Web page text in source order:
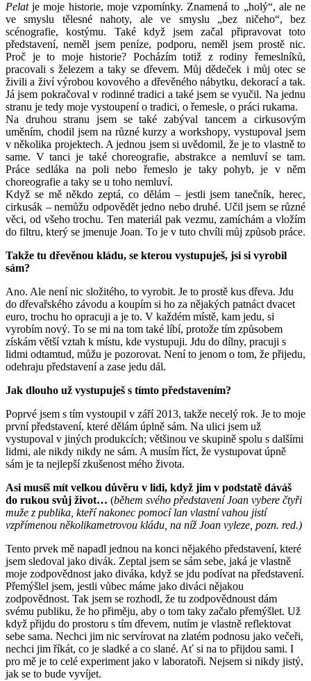
Pelatje moje historie, moje vzpomínky. Znamená to „holý“, ale ne
ve smyslu tělesné nahoty, ale ve smyslu „bez ničeho“, bez
scénografie, kostýmu. Také když jsem začal připravovat toto
představení, neměl jsem peníze, podporu, neměl jsem prostě nic.
Proč je to moje historie? Pocházím totiž z rodiny řemeslníků,
pracovali s železem a taky se dřevem. Můj dědeček i můj otec se
živili a živí výrobou kovového a dřevěného nábytku, dekorací a tak.
Já jsem pokračoval v rodinné tradici a také jsem se vyučil. Na jednu
stranu je tedy moje vystoupení o tradici, o řemesle, o práci rukama.
Na druhou stranu jsem se také zabýval tancem a cirkusovým
uměním, chodil jsem na různé kurzy a workshopy, vystupoval jsem
v několika projektech. A jednou jsem si uvědomil, že je to vlastně to
same. V tanci je také choreografie, abstrakce a nemluví se tam.
Práce sedláka na poli nebo řemeslo je taky pohyb, je v něm
choreografie a taky se u toho nemluví.
Když se mě někdo zeptá, co dělám – jestli jsem tanečník, herec,
cirkusák – nemůžu odpovědět jedno nebo druhé. Učil jsem se různé
věci, od všeho trochu. Ten materiál pak vezmu, zamíchám a vložím
do filtru, který se jmenuje Joan. To je v tuto chvíli můj způsob práce.
Takže tu dřevěnou kládu, se kterou vystupuješ, jsi si vyrobil
sám?
Ano. Ale není nic složitého, to vyrobit. Je to prostě kus dřeva. Jdu
do dřevařského závodu a koupím si ho za nějakých patnáct dvacet
euro, trochu ho opracuji a je to. V každém místě, kam jedu, si
vyrobím nový. To se mi na tom také líbí, protože tím způsobem
získám větší vztah k místu, kde vystupuji. Jdu do dílny, pracuji s
lidmi odtamtud, můžu je pozorovat. Není to jenom o tom, že přijedu,
odehraju představení a zase jedu dál.
Jak dlouho už vystupuješ s tímto představením?
Poprvé jsem s tím vystoupil v září 2013, takže necelý rok. Je to moje
první představení, které dělám úplně sám. Na ulici jsem už
vystupoval v jiných produkcích; většinou ve skupině spolu s dalšími
lidmi, ale nikdy nikdy ne sám. A musím říct, že vystupovat úpně
sám je ta nejlepší zkušenost mého života.
Asi musíš mít velkou důvěru v lidi, když jim v podstatě dáváš
do rukou svůj život… (během svého představení Joan vybere čtyři
muže z publika, kteří nakonec pomocí lan vlastní vahou jistí
vzpřímenou několikametrovou kládu, na níž Joan vyleze, pozn. red.)
Tento prvek mě napadl jednou na konci nějakého představení, které
jsem sledoval jako divák. Zeptal jsem se sám sebe, jaká je vlastně
moje zodpovědnost jako diváka, když se jdu podívat na představení.
Přemýšlel jsem, jestli vůbec máme jako diváci nějakou
zodpovědnost. Tak jsem se rozhodl, že tu zodpovědnoust dám
svému publiku, že ho přiměju, aby o tom taky začalo přemýšlet. Už
když přijdu do prostoru s tím dřevem, nutím je vlastně reflektovat
sebe sama. Nechci jim nic servírovat na zlatém podnosu jako večeři,
nechci jim říkát, co je sladké a co slané. Ať si na to přijdou sami. I
pro mě je to celé experiment jako v laboratoři. Nejsem si nikdy jistý,
jak se to bude vyvíjet.